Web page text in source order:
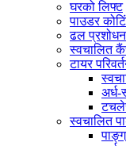
घरको लिफ्ट
पाउडर
ढल प्रशोधन
स्वचालित
टायर
अर्ध-
स्वचालित